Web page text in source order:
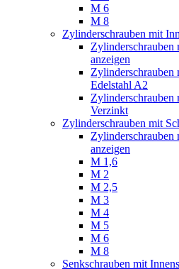
M 6
M 8
Zylinderschrauben mit
Zylinderschrauben
anzeigen
Zylinderschrauben
Edelstahl A2
Zylinderschrauben
Verzinkt
Zylinderschrauben mit
anzeigen
M 1,6
M 2
M 2,5
M 3
M 4
M 5
M 6
M 8
Senkschrauben mit